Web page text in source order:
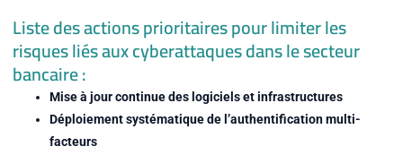
Liste des actions prioritaires pour limiter les
risques liés aux cyberattaques dans le secteur
bancaire :
Mise à jour continue des logiciels et infrastructures
Déploiement systématique de l’authentification multi-
facteurs